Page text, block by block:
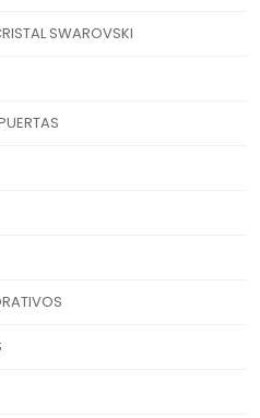
SWAROVSKI